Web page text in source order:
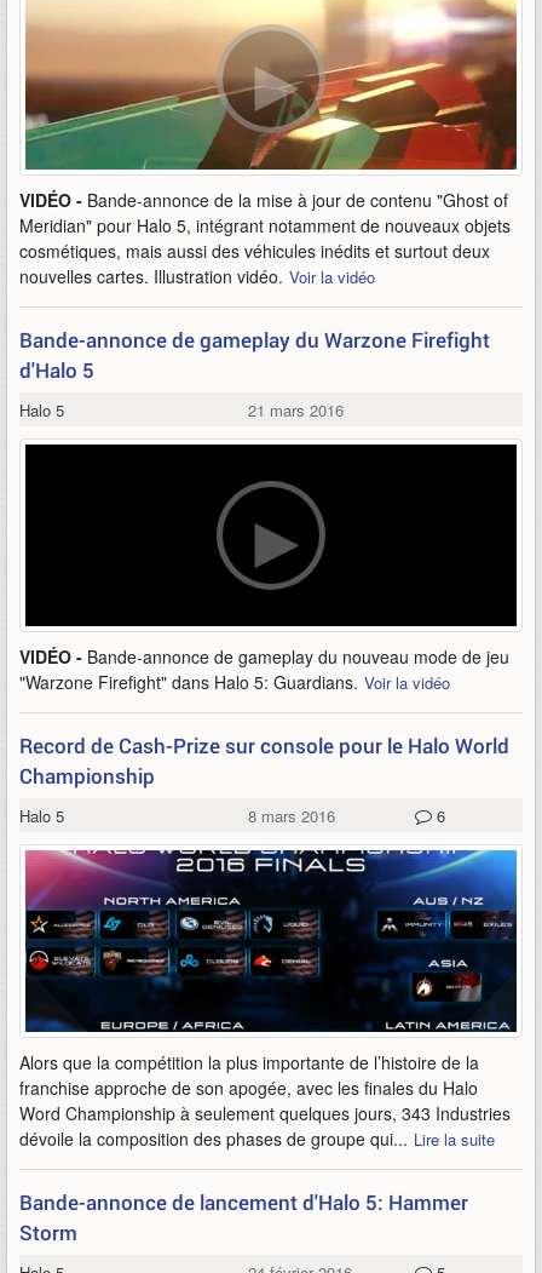
VIDÉO - Bande-annonce de la mise à jour de contenu "Ghost of
Meridian" pour Halo 5, intégrant notamment de nouveaux objets
cosmétiques, mais aussi des véhicules inédits et surtout deux
nouvelles cartes. Illustration vidéo. Voir la vidéo
Bande-annonce de gameplay du Warzone Firefight
d'Halo 5
Halo 5 21 mars 2016
VIDÉO - Bande-annonce de gameplay du nouveau mode de jeu
"Warzone Firefight" dans Halo 5: Guardians. Voir la vidéo
Record de Cash-Prize sur console pour le Halo World
Championship
Halo 5 8 mars 2016 6
Alors que la compétition la plus importante de l’histoire de la
franchise approche de son apogée, avec les finales du Halo
Word Championship à seulement quelques jours, 343 Industries
dévoile la composition des phases de groupe qui... Lire la suite
Bande-annonce de lancement d'Halo 5: Hammer
Storm